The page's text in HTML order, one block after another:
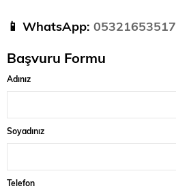
📱 WhatsApp: 05321653517
Başvuru Formu
Adınız
Soyadınız
Telefon